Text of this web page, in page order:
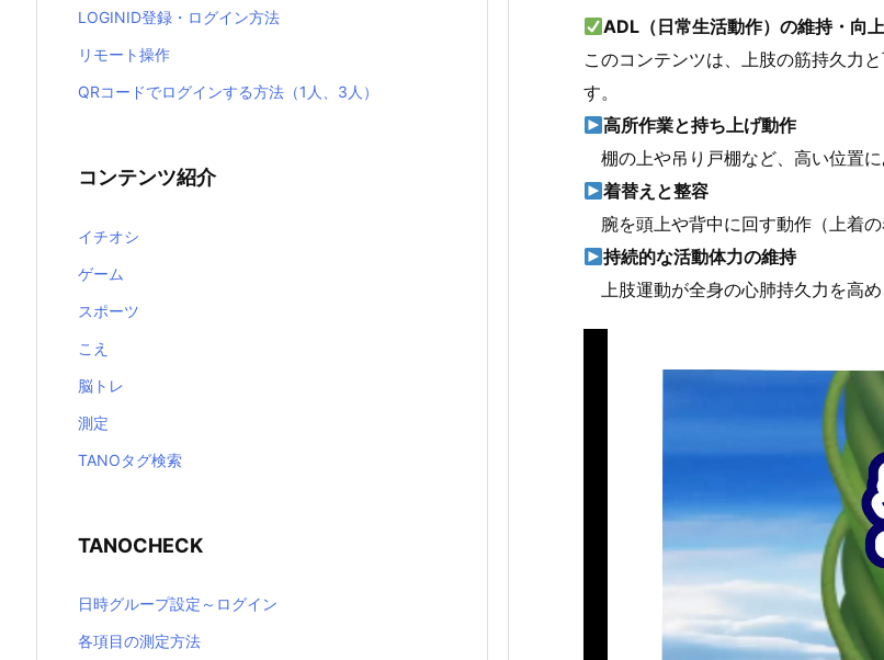
ADL（日常生活動作）の維持・向
このコンテンツは、上肢の筋持久力
す。
高所作業と持ち上げ動作
棚の上や吊り戸棚など、高い位置に
着替えと整容
腕を頭上や背中に回す動作（上着の
持続的な活動体力の維持
上肢運動が全身の心肺持久力を高め
LOGINID登録・ログイン方法
リモート操作
QRコードでログインする方法（1人、3人）
コンテンツ紹介
イチオシ
ゲーム
スポーツ
こえ
脳トレ
測定
TANOタグ検索
TANOCHECK
日時グループ設定～ログイン
各項目の測定方法